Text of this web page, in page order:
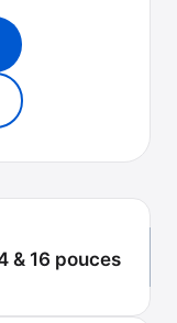
& 16 pouces